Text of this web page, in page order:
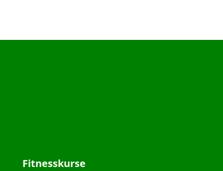
Fitnesskurse